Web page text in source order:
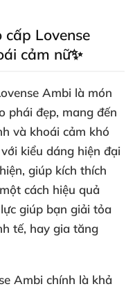
Lovense
cảm nữ✨
Ambi là món
phái đẹp, mang đến
và khoái cảm khó
kiểu dáng hiện đại
giúp kích thích
cách hiệu quả
giúp bạn giải tỏa
tế, hay gia tăng
Ambi chính là khả